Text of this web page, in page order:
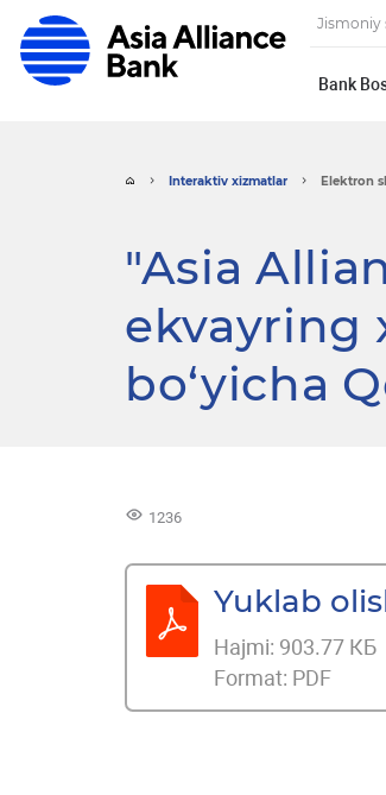
Jismoniy
Bank
Interaktiv xizmatlar Elektron
"Asia
ekvayring
bo‘yicha
1236
Yuklab
Hajmi: 903.77 КБ
Format: PDF